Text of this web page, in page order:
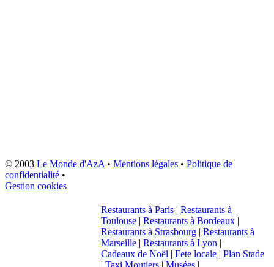
© 2003 Le Monde d'AzA• Mentions légales • Politique de
confidentialité •
Gestion cookies
Restaurants à Paris | Restaurants à
Toulouse | Restaurants à Bordeaux |
Restaurants à Strasbourg | Restaurants à
Marseille | Restaurants à Lyon |
Cadeaux de Noël | Fete locale | Plan Stade